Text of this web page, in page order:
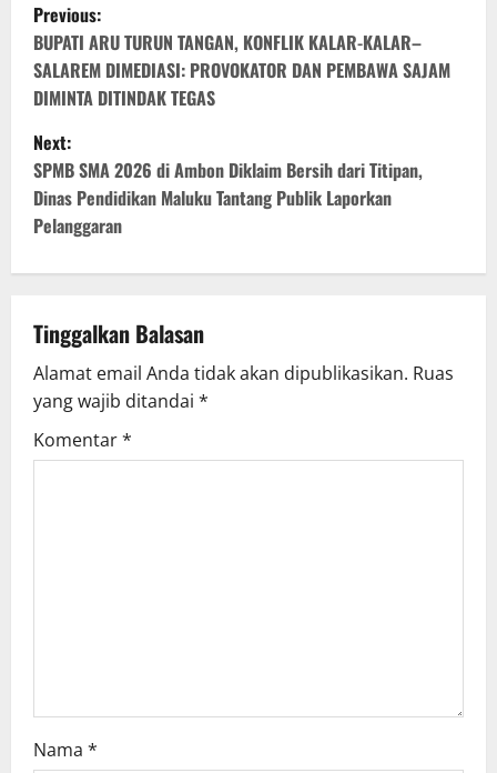
Previous:
BUPATI ARU TURUN TANGAN, KONFLIK KALAR-KALAR–
SALAREM DIMEDIASI: PROVOKATOR DAN PEMBAWA SAJAM
DIMINTA DITINDAK TEGAS
Next:
SPMB SMA 2026 di Ambon Diklaim Bersih dari Titipan,
Dinas Pendidikan Maluku Tantang Publik Laporkan
Pelanggaran
Tinggalkan Balasan
Alamat email Anda tidak akan dipublikasikan. Ruas
yang wajib ditandai *
Komentar*
Nama *